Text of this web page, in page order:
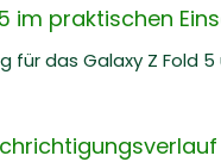
im praktischen
für das Galaxy Z Fold